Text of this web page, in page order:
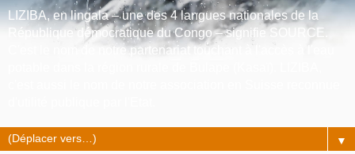
LIZIBA, en lingala – une des 4 langues nationales de la
République démocratique du Congo – signifie SOURCE.
C'est le nom de notre partenariat touchant à l'accès à l'eau
▼